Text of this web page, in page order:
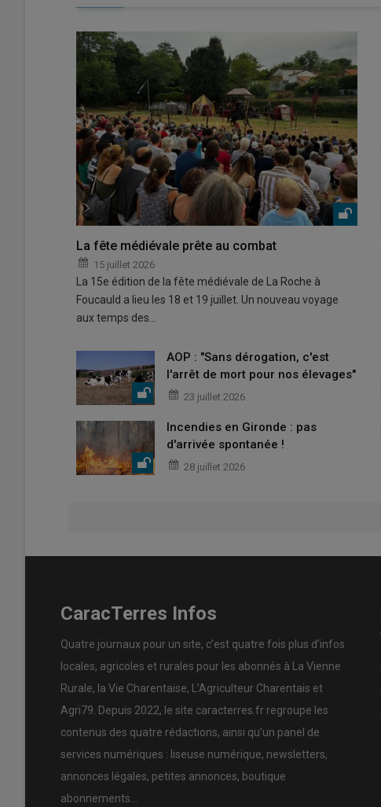
La fête médiévale prête au combat
15 juillet 2026
La 15e édition de la fête médiévale de La Roche à
Foucauld a lieu les 18 et 19 juillet. Un nouveau voyage
aux temps des…
AOP : "Sans dérogation, c'est
l'arrêt de mort pour nos élevages"
23 juillet 2026
Incendies en Gironde : pas
d'arrivée spontanée !
28 juillet 2026
CaracTerres Infos
Quatre journaux pour un site, c’est quatre fois plus d’infos
locales, agricoles et rurales pour les abonnés à La Vienne
Rurale, la Vie Charentaise, L’Agriculteur Charentais et
Agri79. Depuis 2022, le site caracterres.fr regroupe les
contenus des quatre rédactions, ainsi qu’un panel de
services numériques : liseuse numérique, newsletters,
annonces légales, petites annonces, boutique
abonnements…